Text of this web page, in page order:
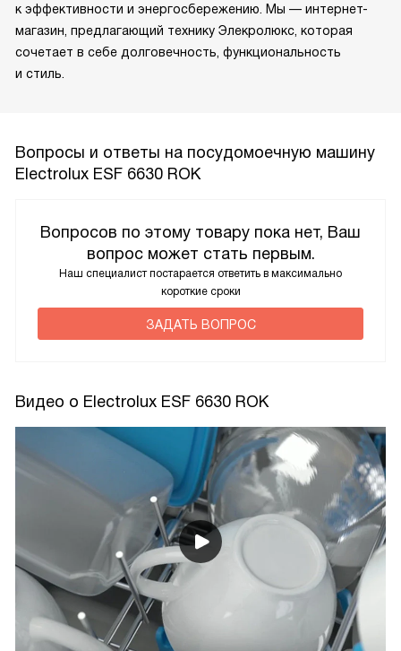
к эффективности и энергосбережению. Мы — интернет-
магазин, предлагающий технику Элекролюкс, которая
сочетает в себе долговечность, функциональность
и стиль.
Вопросы и ответы на посудомоечную машину
Electrolux ESF 6630 ROK
Вопросов по этому товару пока нет, Ваш
вопрос может стать первым.
Наш специалист постарается ответить в максимально
короткие сроки
ЗАДАТЬ ВОПРОС
Видео о Electrolux ESF 6630 ROK